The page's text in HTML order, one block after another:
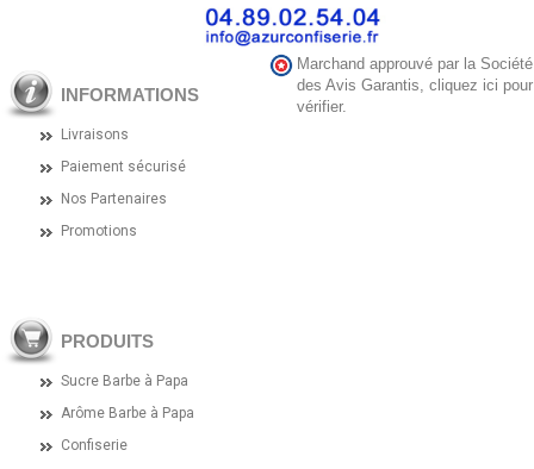
INFORMATIONS
Livraisons
Paiement sécurisé
Nos Partenaires
Promotions
PRODUITS
Sucre Barbe à Papa
Arôme Barbe à Papa
Confiserie
Marchand approuvé par la Société
des Avis Garantis, cliquez ici pour
vérifier.